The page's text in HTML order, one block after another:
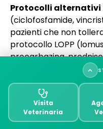
Protocolli alternativi
(ciclofosfamide,
pazienti che non
protocollo LOPP
procarbazina,
regimi intensificati
ad alto grado. La
dal tipo istologico,
del paziente e
proprietario.
Che cos’è il linfoma nel
Cause del linfoma nel
Visita
Veterinaria